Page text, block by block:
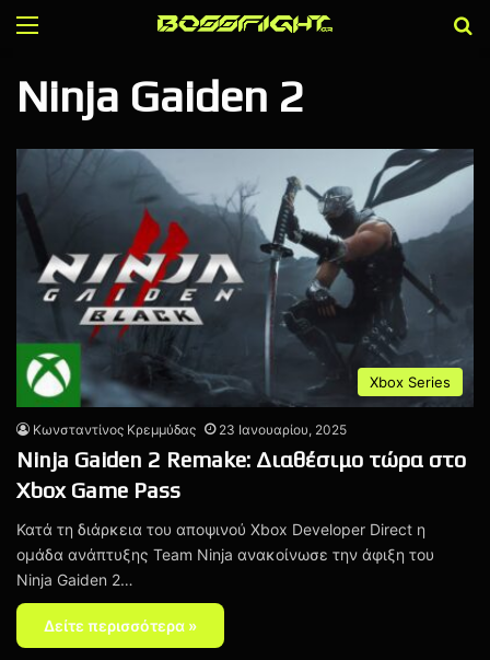
Menu
Ninja Gaiden 2
Xbox Series
Κωνσταντίνος Κρεμμύδας 23 Ιανουαρίου, 2025
Ninja Gaiden 2 Remake: Διαθέσιμο τώρα στο
Xbox Game Pass
Κατά τη διάρκεια του αποψινού Xbox Developer Direct η
ομάδα ανάπτυξης Team Ninja ανακοίνωσε την άφιξη του
Ninja Gaiden 2…
Δείτε περισσότερα »